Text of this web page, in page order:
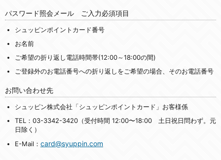
パスワード照会メール ご入力必須項目
シュッピンポイントカード番号
お名前
ご希望の折り返し電話時間帯(12:00～18:00の間)
ご登録外のお電話番号への折り返しをご希望の場合、そのお電話番号
お問い合わせ先
シュッピン株式会社「シュッピンポイントカード」お客様係
TEL：03-3342-3420（受付時間 12:00〜18:00 土日祝日問わず。元
日除く）
E-Mail： card@syuppin.com